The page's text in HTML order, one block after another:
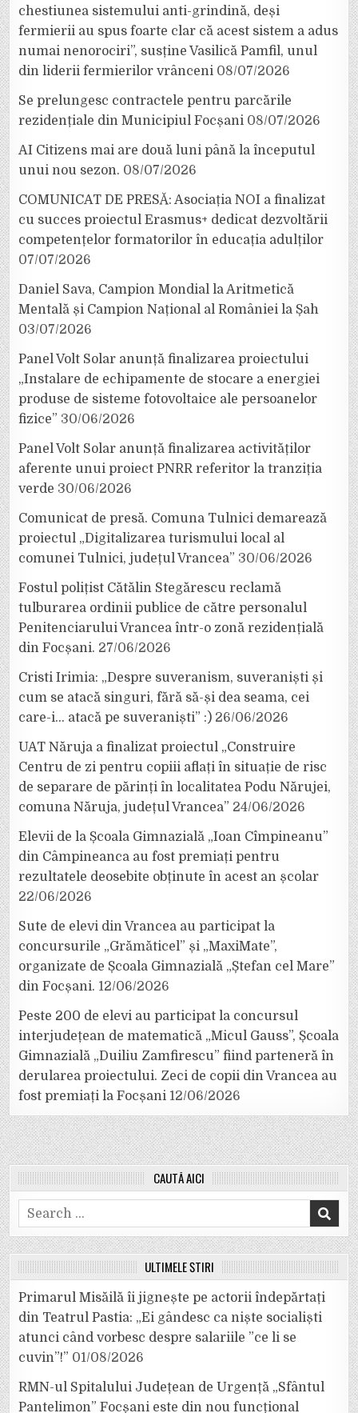
chestiunea sistemului anti-grindină, deși
fermierii au spus foarte clar că acest sistem a adus
numai nenorociri”, susține Vasilică Pamfil, unul
din liderii fermierilor vrânceni 08/07/2026
Se prelungesc contractele pentru parcările
rezidențiale din Municipiul Focșani 08/07/2026
AI Citizens mai are două luni până la începutul
unui nou sezon. 08/07/2026
COMUNICAT DE PRESĂ: Asociația NOI a finalizat
cu succes proiectul Erasmus+ dedicat dezvoltării
competențelor formatorilor în educația adulților
07/07/2026
Daniel Sava, Campion Mondial la Aritmetică
Mentală și Campion Național al României la Șah
03/07/2026
Panel Volt Solar anunță finalizarea proiectului
„Instalare de echipamente de stocare a energiei
produse de sisteme fotovoltaice ale persoanelor
fizice” 30/06/2026
Panel Volt Solar anunță finalizarea activităților
aferente unui proiect PNRR referitor la tranziția
verde 30/06/2026
Comunicat de presă. Comuna Tulnici demarează
proiectul „Digitalizarea turismului local al
comunei Tulnici, județul Vrancea” 30/06/2026
Fostul polițist Cătălin Stegărescu reclamă
tulburarea ordinii publice de către personalul
Penitenciarului Vrancea într-o zonă rezidențială
din Focșani. 27/06/2026
Cristi Irimia: „Despre suveranism, suveraniști și
cum se atacă singuri, fără să-și dea seama, cei
care-i… atacă pe suveraniști” :) 26/06/2026
UAT Năruja a finalizat proiectul „Construire
Centru de zi pentru copiii aflați în situație de risc
de separare de părinți în localitatea Podu Nărujei,
comuna Năruja, județul Vrancea” 24/06/2026
Elevii de la Școala Gimnazială „Ioan Cîmpineanu”
din Câmpineanca au fost premiați pentru
rezultatele deosebite obținute în acest an școlar
22/06/2026
Sute de elevi din Vrancea au participat la
concursurile „Grămăticel” și „MaxiMate”,
organizate de Școala Gimnazială „Ștefan cel Mare”
din Focșani. 12/06/2026
Peste 200 de elevi au participat la concursul
interjudețean de matematică „Micul Gauss”, Școala
Gimnazială „Duiliu Zamfirescu” fiind parteneră în
derularea proiectului. Zeci de copii din Vrancea au
fost premiați la Focșani 12/06/2026
CAUTĂ AICI
Search
for:
ULTIMELE ȘTIRI
Primarul Misăilă îi jignește pe actorii îndepărtați
din Teatrul Pastia: „Ei gândesc ca niște socialiști
atunci când vorbesc despre salariile ”ce li se
cuvin”!” 01/08/2026
RMN-ul Spitalului Județean de Urgență „Sfântul
Pantelimon” Focșani este din nou funcțional